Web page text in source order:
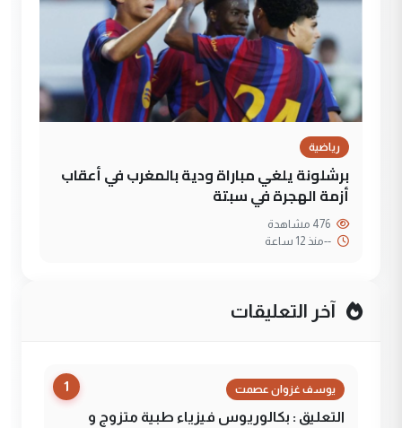
رياضية
برشلونة يلغي مباراة ودية بالمغرب في أعقاب
أزمة الهجرة في سبتة
--منذ 12 ساعة
آخر التعليقات
1 يوسف غزوان عصمت
التعليق : بكالوريوس فيزياء طبية متزوج و